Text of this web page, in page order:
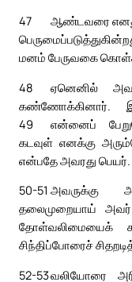
47
ஆண்டவரை
மனம் பேருவகை
48
ஏனெனில்
கண்ணோக்கினார்.
என்னைப்
49
கடவுள் எனக்கு
என்பதே அவரது பெயர்.
50-51 அவருக்கு
தலைமுறையாய் அவர்
தோள்வலிமையைக்
சிந்திப்போரைச்
52-53வலியோரை